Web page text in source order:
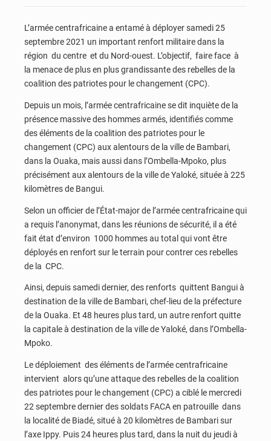
L’armée centrafricaine a entamé à déployer samedi 25
septembre 2021 un important renfort militaire dans la
région du centre et du Nord-ouest. L’objectif, faire face à
la menace de plus en plus grandissante des rebelles de la
coalition des patriotes pour le changement (CPC).
Depuis un mois, l’armée centrafricaine se dit inquiète de la
présence massive des hommes armés, identifiés comme
des éléments de la coalition des patriotes pour le
changement (CPC) aux alentours de la ville de Bambari,
dans la Ouaka, mais aussi dans l’Ombella-Mpoko, plus
précisément aux alentours de la ville de Yaloké, située à 225
kilomètres de Bangui.
Selon un officier de l’État-major de l’armée centrafricaine qui
a requis l’anonymat, dans les réunions de sécurité, il a été
fait état d’environ 1000 hommes au total qui vont être
déployés en renfort sur le terrain pour contrer ces rebelles
de la CPC.
Ainsi, depuis samedi dernier, des renforts quittent Bangui à
destination de la ville de Bambari, chef-lieu de la préfecture
de la Ouaka. Et 48 heures plus tard, un autre renfort quitte
la capitale à destination de la ville de Yaloké, dans l’Ombella-
Mpoko.
Le déploiement des éléments de l’armée centrafricaine
intervient alors qu’une attaque des rebelles de la coalition
des patriotes pour le changement (CPC) a ciblé le mercredi
22 septembre dernier des soldats FACA en patrouille dans
la localité de Biadé, situé à 20 kilomètres de Bambari sur
l’axe Ippy. Puis 24 heures plus tard, dans la nuit du jeudi à